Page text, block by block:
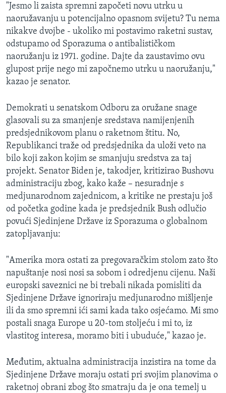
Jezici
"Jesmo li zaista spremni započeti novu utrku u
naoružavanju u potencijalno opasnom svijetu? Tu nema
nikakve dvojbe - ukoliko mi postavimo raketni sustav,
odstupamo od Sporazuma o antibalističkom
naoružanju iz 1971. godine. Dajte da zaustavimo ovu
glupost prije nego mi započnemo utrku u naoružanju,"
kazao je senator.
Demokrati u senatskom Odboru za oružane snage
glasovali su za smanjenje sredstava namijenjenih
predsjednikovom planu o raketnom štitu. No,
Republikanci traže od predsjednika da uloži veto na
bilo koji zakon kojim se smanjuju sredstva za taj
projekt. Senator Biden je, takodjer, kritizirao Bushovu
administraciju zbog, kako kaže – nesuradnje s
medjunarodnom zajednicom, a kritike ne prestaju još
od početka godine kada je predsjednik Bush odlučio
povući Sjedinjene Države iz Sporazuma o globalnom
zatopljavanju:
"Amerika mora ostati za pregovaračkim stolom zato što
napuštanje nosi nosi sa sobom i odredjenu cijenu. Naši
europski saveznici ne bi trebali nikada pomisliti da
Sjedinjene Države ignoriraju medjunarodno mišljenje
ili da smo spremni ići sami kada tako osjećamo. Mi smo
postali snaga Europe u 20-tom stoljeću i mi to, iz
vlastitog interesa, moramo biti i ubuduće," kazao je.
Međutim, aktualna administracija inzistira na tome da
Sjedinjene Države moraju ostati pri svojim planovima o
raketnoj obrani zbog što smatraju da je ona temelj u